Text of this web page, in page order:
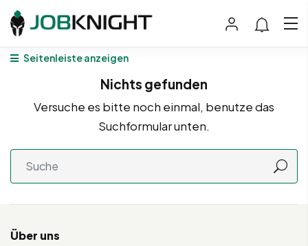
Seitenleiste anzeigen
Nichts gefunden
Versuche es bitte noch einmal, benutze das
Suchformular unten.
Über uns